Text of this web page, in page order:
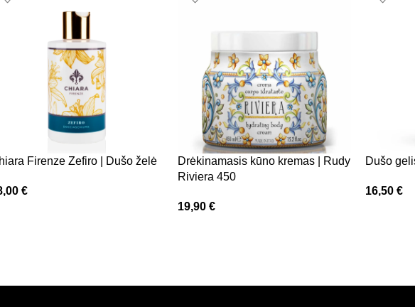
Firenze Zefiro | Dušo želė
€
Drėkinamasis kūno kremas | Rudy
Riviera 450
19,90 €
Dušo
16,50 €